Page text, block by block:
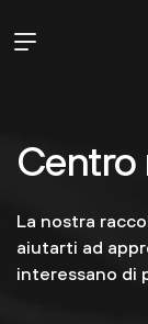
Centro
La nostra
aiutarti ad
interessano di